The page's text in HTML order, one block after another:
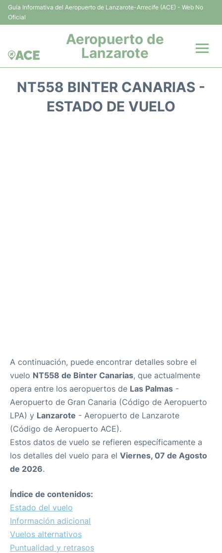
Guía Informativa del Aeropuerto de Lanzarote-Arrecife (ACE) - Web No
Oficial
Aeropuerto de
Lanzarote
NT558 BINTER CANARIAS -
ESTADO DE VUELO
A continuación, puede encontrar detalles sobre el
vuelo NT558 de Binter Canarias, que actualmente
opera entre los aeropuertos de Las Palmas -
Aeropuerto de Gran Canaria (Código de Aeropuerto
LPA) y Lanzarote - Aeropuerto de Lanzarote
(Código de Aeropuerto ACE).
Estos datos de vuelo se refieren específicamente a
los detalles del vuelo para el Viernes, 07 de Agosto
de 2026.
Índice de contenidos:
Estado del vuelo
Información adicional
Vuelos alternativos
Puntualidad y retrasos